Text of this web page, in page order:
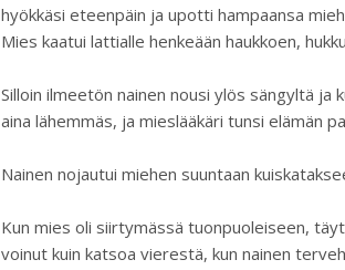
hyökkäsi eteenpäin ja upotti hampaansa
Mies kaatui lattialle henkeään haukkoen,
Silloin ilmeetön nainen nousi ylös sängyltä
aina lähemmäs, ja mieslääkäri tunsi elämän
Nainen nojautui miehen suuntaan
Kun mies oli siirtymässä tuonpuoleiseen,
voinut kuin katsoa vierestä, kun nainen